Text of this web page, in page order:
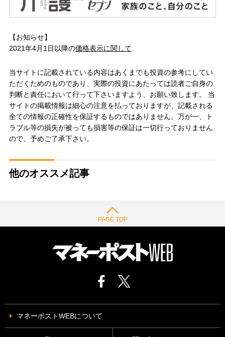
【お知らせ】
2021年4月1日以降の価格表示に関して
当サイトに記載されている内容はあくまでも投資の参考にしてい
ただくためのものであり、実際の投資にあたっては読者ご自身の
判断と責任において行って下さいますよう、お願い致します。 当
サイトの掲載情報は細心の注意を払っておりますが、記載される
全ての情報の正確性を保証するものではありません。万が一、ト
ラブル等の損失が被っても損害等の保証は一切行っておりません
ので、予めご了承下さい。
他のオススメ記事
PAGE TOP
マネーポストWEBについて